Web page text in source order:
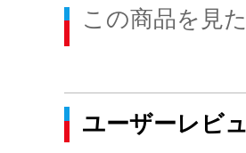
この商品を見
ユーザーレビ